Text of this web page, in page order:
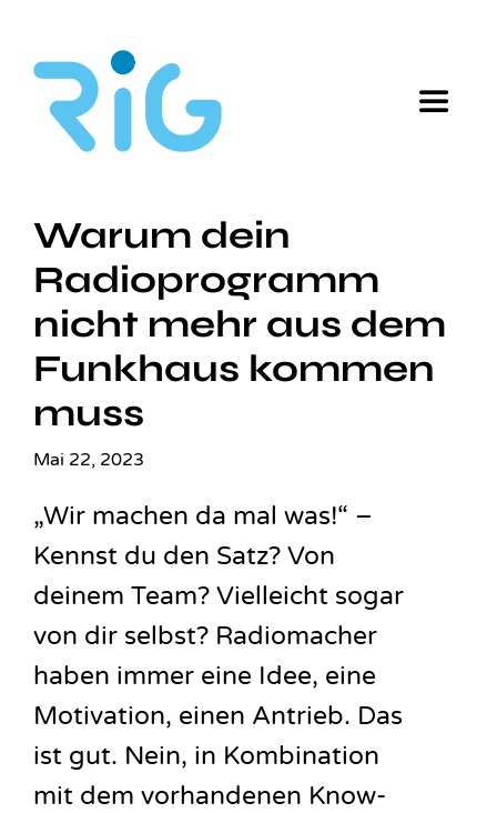
springen
Toggle
Development
Blog
Warum dein
Radiopro­gramm
nicht mehr aus dem
Funkhaus kommen
muss
Mai 22, 2023
„Wir machen da mal was!“ –
Kennst du den Satz? Von
deinem Team? Vielleicht sogar
von dir selbst? Radiomacher
haben immer eine Idee, eine
Motivation, einen Antrieb. Das
ist gut. Nein, in Kombination
mit dem vorhandenen Know-